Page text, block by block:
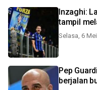
Inzaghi:
tampil
Selasa, 6
Pep
berjalan